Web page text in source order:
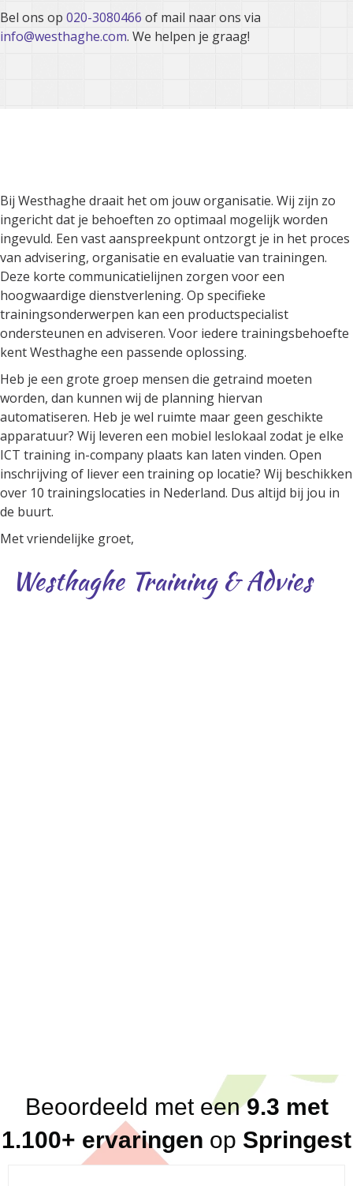
Bel ons op 020-3080466 of mail naar ons via
info@westhaghe.com. We helpen je graag!
Bij Westhaghe draait het om jouw organisatie. Wij zijn zo
ingericht dat je behoeften zo optimaal mogelijk worden
ingevuld. Een vast aanspreekpunt ontzorgt je in het proces
van advisering, organisatie en evaluatie van trainingen.
Deze korte communicatielijnen zorgen voor een
hoogwaardige dienstverlening. Op specifieke
trainingsonderwerpen kan een productspecialist
ondersteunen en adviseren. Voor iedere trainingsbehoefte
kent Westhaghe een passende oplossing.
Heb je een grote groep mensen die getraind moeten
worden, dan kunnen wij de planning hiervan
automatiseren. Heb je wel ruimte maar geen geschikte
apparatuur? Wij leveren een mobiel leslokaal zodat je elke
ICT training in-company plaats kan laten vinden. Open
inschrijving of liever een training op locatie? Wij beschikken
over 10 trainingslocaties in Nederland. Dus altijd bij jou in
de buurt.
Met vriendelijke groet,
Westhaghe Training & Advies
Beoordeeld met een9.3 met
1.100+ ervaringen op Springest